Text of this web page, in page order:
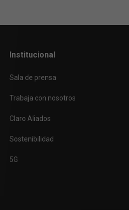
Institucional
Sala de prensa
Trabaja con nosotros
Claro Aliados
Sostenibilidad
5G